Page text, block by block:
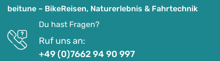
beitune – BikeReisen, Naturerlebnis & Fahrtechnik
Du hast Fragen?
Ruf uns an:
+49 (0)7662 94 90 997